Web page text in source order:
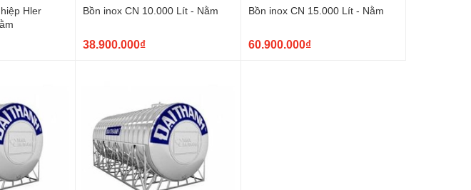
Hler
Bồn inox CN 10.000 Lít - Nằm
38.900.000₫
Bồn inox CN 15.000 Lít - Nằm
60.900.000₫